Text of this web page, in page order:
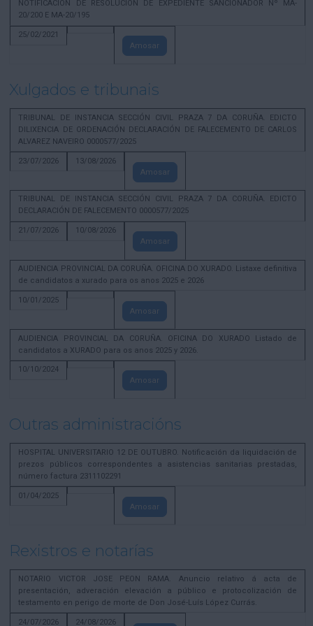
NOTIFICACION DE RESOLUCION DE EXPEDIENTE SANCIONADOR Nº MA-
20/200 E MA-20/195
25/02/2021
Amosar
Xulgados e tribunais
TRIBUNAL DE INSTANCIA SECCIÓN CIVIL PRAZA 7 DA CORUÑA. EDICTO
DILIXENCIA DE ORDENACIÓN DECLARACIÓN DE FALECEMENTO DE CARLOS
ALVAREZ NAVEIRO 0000577/2025
23/07/2026
13/08/2026
Amosar
TRIBUNAL DE INSTANCIA SECCIÓN CIVIL PRAZA 7 DA CORUÑA. EDICTO
DECLARACIÓN DE FALECEMENTO 0000577/2025
21/07/2026
10/08/2026
Amosar
AUDIENCIA PROVINCIAL DA CORUÑA. OFICINA DO XURADO. Listaxe definitiva
de candidatos a xurado para os anos 2025 e 2026
10/01/2025
Amosar
AUDIENCIA PROVINCIAL DA CORUÑA. OFICINA DO XURADO Listado de
candidatos a XURADO para os anos 2025 y 2026.
10/10/2024
Amosar
Outras administracións
HOSPITAL UNIVERSITARIO 12 DE OUTUBRO. Notificación da liquidación de
prezos públicos correspondentes a asistencias sanitarias prestadas,
número factura 2311102291
01/04/2025
Amosar
Rexistros e notarías
NOTARIO VICTOR JOSE PEON RAMA. Anuncio relativo á acta de
presentación, adveración elevación a público e protocolización de
testamento en perigo de morte de Don José-Luís López Currás.
24/07/2026
24/08/2026